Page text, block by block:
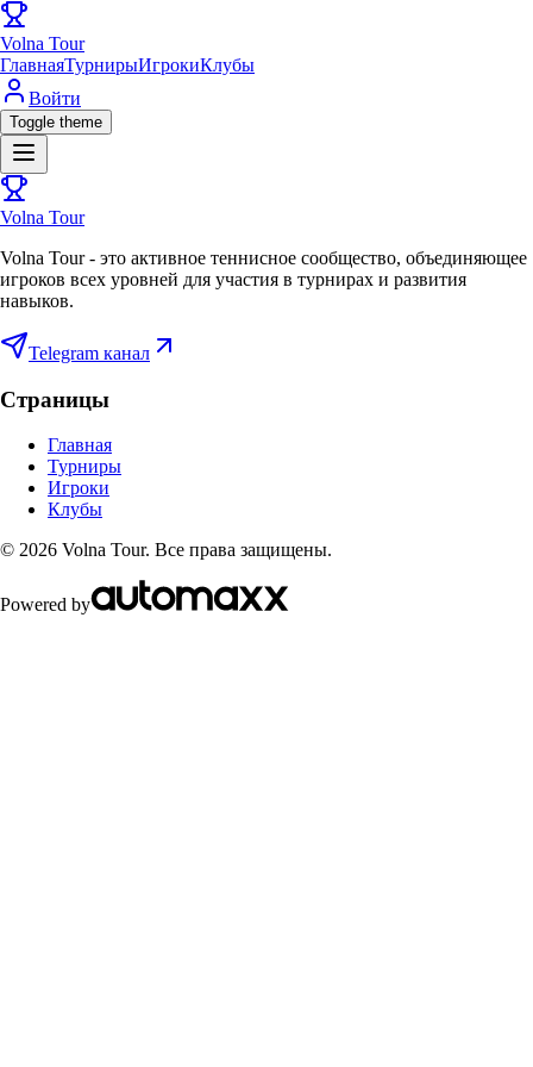
Volna Tour
ГлавнаяТурнирыИгрокиКлубы
Войти
Toggle theme
Volna Tour
Volna Tour - это активное теннисное сообщество, объединяющее
игроков всех уровней для участия в турнирах и развития
навыков.
Telegram канал
Страницы
Главная
Турниры
Игроки
Клубы
© 2026 Volna Tour. Все права защищены.
Powered by